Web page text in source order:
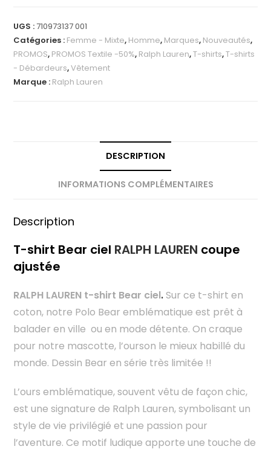
UGS :710973137 001
Catégories : Femme - Mixte, Homme, Marques, Nouveautés,
PROMOS, PROMOS Textile -50%, Ralph Lauren,T-shirts,T-shirts
- Débardeurs,Vêtement
Marque : Ralph Lauren
DESCRIPTION
INFORMATIONS COMPLÉMENTAIRES
Description
T-shirt Bear ciel RALPH LAUREN coupe
ajustée
RALPH LAUREN t-shirt Bear ciel. Sur ce t-shirt en
coton, notre Polo Bear emblématique est prêt à
balader en ville ou en mode détente. On craque
pour notre mascotte, l’ourson le mieux habillé du
monde. Dessin Bear en série très limitée !!
L’ours emblématique, souvent vêtu de façon chic,
est une signature de Ralph Lauren, symbolisant un
style de vie privilégié et une passion pour
l’aventure. Ce motif ludique apporte une touche de